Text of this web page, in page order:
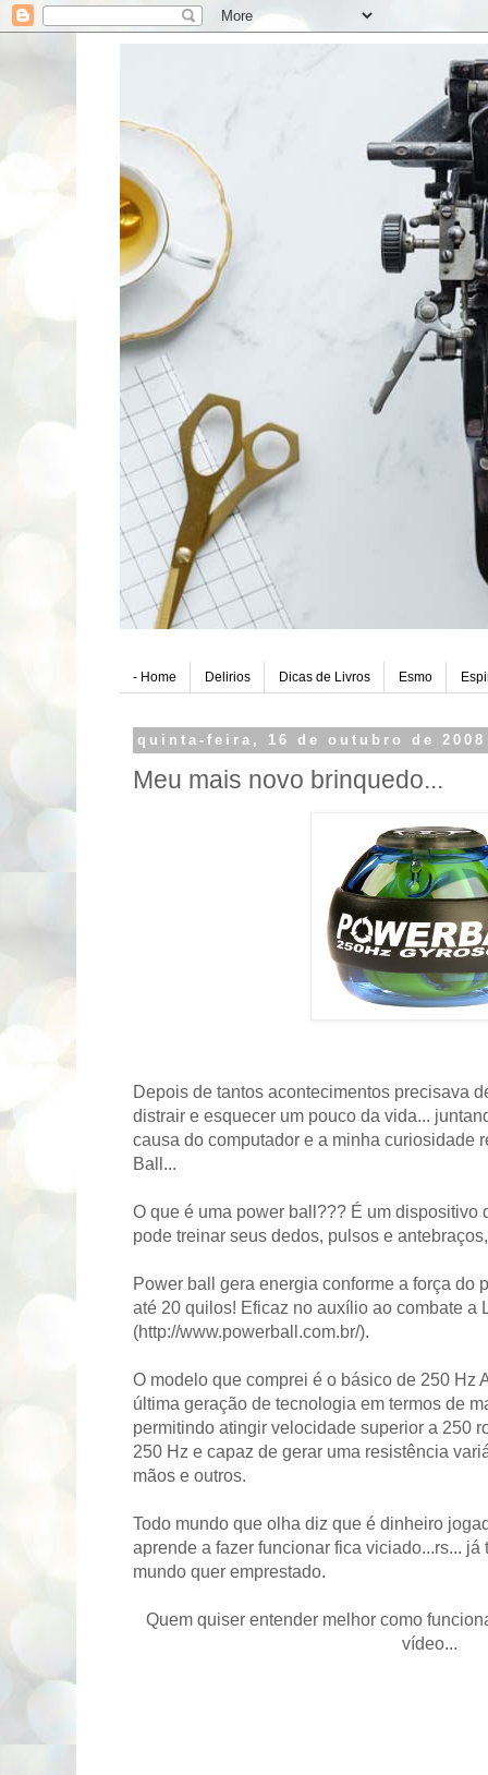
- Home Delirios Dicas de Livros Esmo
quinta-feira, 16 de outubro de 2008
Meu mais novo brinquedo...
Depois de tantos acontecimentos precisava
distrair e esquecer um pouco da vida...
causa do computador e a minha curiosidade
Ball...
O que é uma power ball??? É um dispositivo
pode treinar seus dedos, pulsos e
Power ball gera energia conforme a força do
até 20 quilos! Eficaz no auxílio ao combate a
(http://www.powerball.com.br/).
O modelo que comprei é o básico de 250 Hz
última geração de tecnologia em termos de
permitindo atingir velocidade superior a 250
250 Hz e capaz de gerar uma resistência
mãos e outros.
Todo mundo que olha diz que é dinheiro
aprende a fazer funcionar fica viciado...rs...
mundo quer emprestado.
Quem quiser entender melhor como
vídeo...